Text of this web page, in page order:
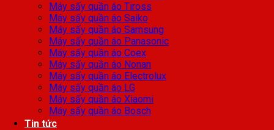
Máy sấy quần áo Tiross
Máy sấy quần áo Saiko
Máy sấy quần áo Samsung
Máy sấy quần áo Panasonic
Máy sấy quần áo Coex
Máy sấy quần áo Nonan
Máy sấy quần áo Electrolux
Máy sấy quần áo LG
Máy sấy quần áo Xiaomi
Máy sấy quần áo Bosch
Tin tức